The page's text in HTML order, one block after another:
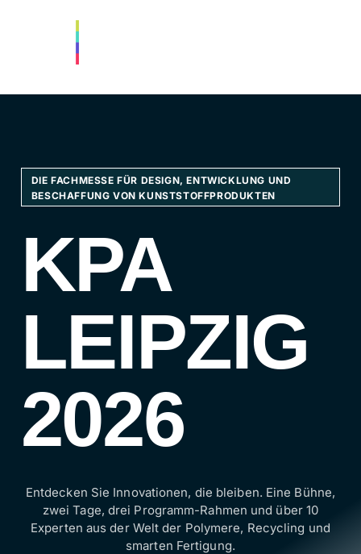
DIE FACHMESSE FÜR DESIGN, ENTWICKLUNG UND
BESCHAFFUNG VON KUNSTSTOFFPRODUKTEN
KPA
LEIPZIG
2026
Entdecken Sie Innovationen, die bleiben. Eine Bühne,
zwei Tage, drei Programm-Rahmen und über 10
Experten aus der Welt der Polymere, Recycling und
smarten Fertigung.